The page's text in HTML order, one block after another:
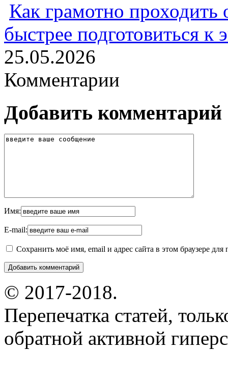
Как грамотно проходить
быстрее подготовиться к
25.05.2026
Комментарии
Добавить комментарий
Имя:
E-mail:
Сохранить моё имя, email и адрес сайта в этом браузере
© 2017-2018.
Перепечатка статей,
обратной активной